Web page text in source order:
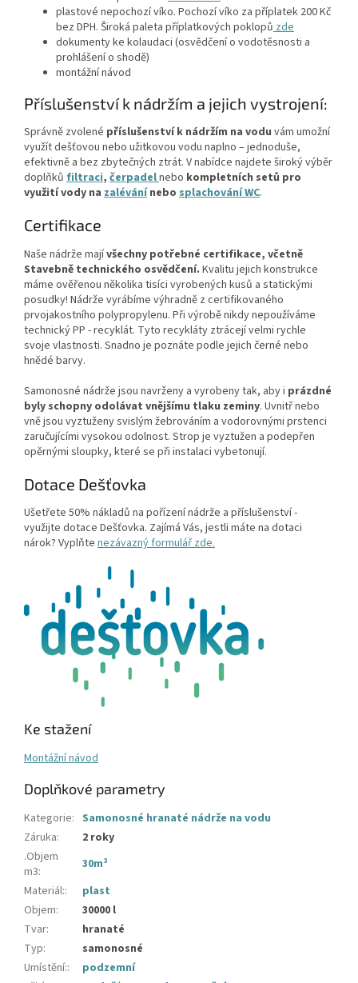
plastové nepochozí víko. Pochozí víko za příplatek 200 Kč
bez DPH. Široká paleta příplatkových poklopů zde
dokumenty ke kolaudaci (osvědčení o vodotěsnosti a
prohlášení o shodě)
montážní návod
Příslušenství k nádržím a jejich vystrojení:
Správně zvolené příslušenství k nádržím na vodu vám umožní
využít dešťovou nebo užitkovou vodu naplno – jednoduše,
efektivně a bez zbytečných ztrát. V nabídce najdete široký výběr
doplňků filtraci, čerpadelnebo kompletních setů pro
využití vody na zalévání nebo splachování WC.
Certifikace
Naše nádrže majívšechny potřebné certifikace, včetně
Stavebně technického osvědčení. Kvalitu jejich konstrukce
máme ověřenou několika tisíci vyrobených kusů a statickými
posudky! Nádrže vyrábíme výhradně z certifikovaného
prvojakostního polypropylenu. Při výrobě nikdy nepoužíváme
technický PP - recyklát. Tyto recykláty ztrácejí velmi rychle
svoje vlastnosti. Snadno je poznáte podle jejich černé nebo
hnědé barvy.
Samonosné nádrže jsou navrženy a vyrobeny tak, aby i prázdné
byly schopny odolávat vnějšímu tlaku zeminy. Uvnitř nebo
vně jsou vyztuženy svislým žebrováním a vodorovnými prstenci
zaručujícími vysokou odolnost. Strop je vyztužen a podepřen
opěrnými sloupky, které se při instalaci vybetonují.
Dotace Dešťovka
Ušetřete 50% nákladů na pořízení nádrže a příslušenství -
využijte dotace Dešťovka. Zajímá Vás, jestli máte na dotaci
nárok? Vyplňte nezávazný formulář zde.
Ke stažení
Montážní návod
Doplňkové parametry
Kategorie: Samonosné hranaté nádrže na vodu
Záruka:
2 roky
.Objem
m3:
30m³
Materiál::
plast
Objem:
30000 l
Tvar:
hranaté
Typ:
samonosné
Umístění::
podzemní